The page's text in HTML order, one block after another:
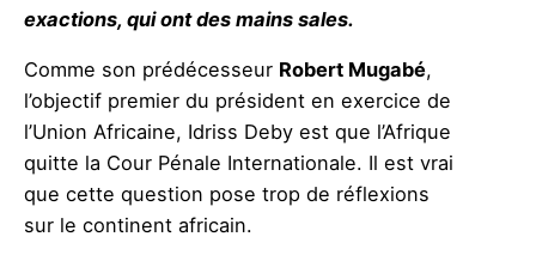
exactions, qui ont des mains sales.
Comme son prédécesseur Robert Mugabé,
l’objectif premier du président en exercice de
l’Union Africaine, Idriss Deby est que l’Afrique
quitte la Cour Pénale Internationale. Il est vrai
que cette question pose trop de réflexions
sur le continent africain.